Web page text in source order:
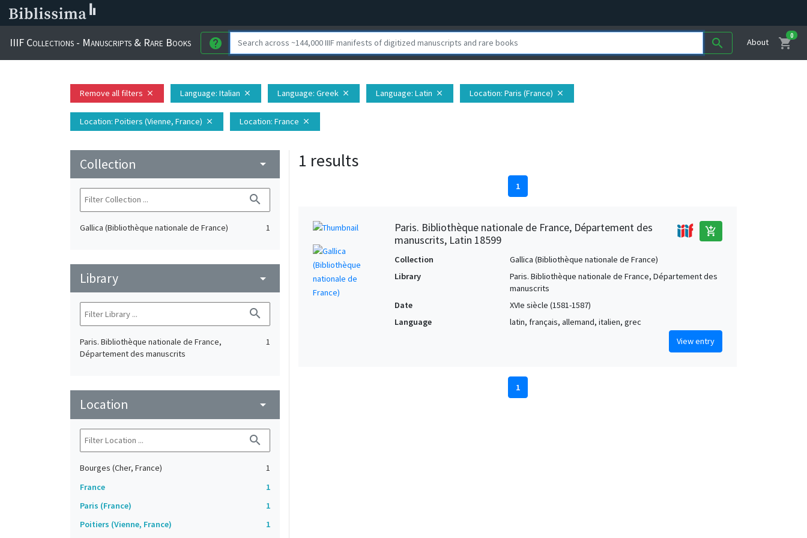
IIIF Collections - Manuscripts & Rare Books help search About shopping_cart
0
Remove all filters close Language: Italian close Language: Greek close Language: Latin close Location: Paris (France) close
Location: Poitiers (Vienne, France) close Location: France close
Collection arrow_drop_down
search
Gallica (Bibliothèque nationale de France) 1
Library arrow_drop_down
search
Paris. Bibliothèque nationale de France,
Département des manuscrits
1
Location arrow_drop_down
search
Bourges (Cher, France)
1
France
1
Paris (France)
1
Poitiers (Vienne, France)
1
1 results
1
Paris. Bibliothèque nationale de France, Département des
manuscrits, Latin 18599
add_shopping_cart
Collection
Gallica (Bibliothèque nationale de France)
Library
Paris. Bibliothèque nationale de France, Département des
manuscrits
Date
XVIe siècle (1581-1587)
Language
latin, français, allemand, italien, grec
View entry
1